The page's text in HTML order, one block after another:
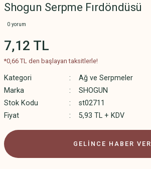
Shogun Serpme Fırdöndüsü
0 yorum
7,12 TL
*0,66 TL den başlayan taksitlerle!
Kategori
Ağ ve Serpmeler
Marka
SHOGUN
Stok Kodu
st02711
Fiyat
5,93 TL + KDV
GELİNCE HABER VER